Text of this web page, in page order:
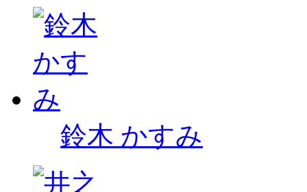
鈴木 かすみ